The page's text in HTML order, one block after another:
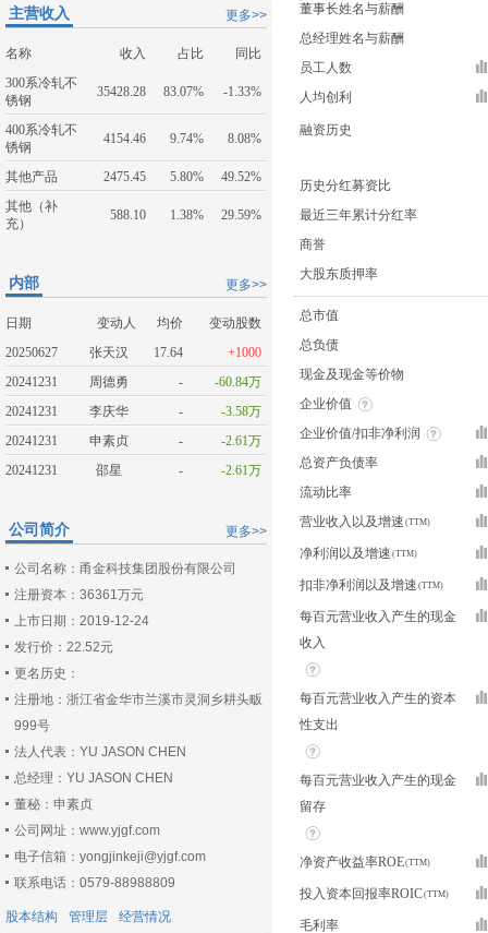
更多>>
主营收入
名称 收入 占比
同比
300系冷轧不
锈钢
35428.28 83.07% -1.33%
400系冷轧不
锈钢
4154.46 9.74% 8.08%
其他产品 2475.45 5.80%
49.52%
其他（补
充）
588.10 1.38% 29.59%
更多>>
内部
日期 变动人 均价
变动股数
20250627
张天汉 17.64
+1000
20241231
周德勇 -
-60.84万
20241231
李庆华 -
-3.58万
20241231
申素贞 -
-2.61万
20241231
邵星 - -2.61万
更多>>
公司简介
公司名称：甬金科技集团股份有限公司
注册资本：36361万元
上市日期：2019-12-24
发行价：22.52元
更名历史：
注册地：浙江省金华市兰溪市灵洞乡耕头畈
999号
法人代表：YU JASON CHEN
总经理：YU JASON CHEN
董秘：申素贞
公司网址：www.yjgf.com
电子信箱：yongjinkeji@yjgf.com
联系电话：0579-88988809
股本结构 管理层 经营情况
董事长姓名与薪酬
总经理姓名与薪酬
员工人数
人均创利
融资历史
历史分红募资比
最近三年累计分红率
商誉
大股东质押率
总市值
总负债
现金及现金等价物
企业价值
企业价值/扣非净利润
总资产负债率
流动比率
营业收入以及增速
净利润以及增速
扣非净利润以及增速
每百元营业收入产生的现金
收入
每百元营业收入产生的资本
性支出
每百元营业收入产生的现金
留存
净资产收益率ROE
投入资本回报率ROIC
毛利率